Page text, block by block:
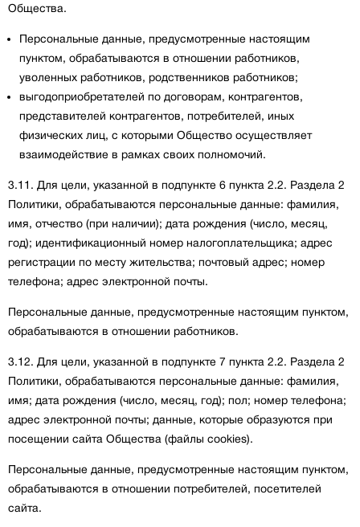
Общества.
Персональные данные, предусмотренные настоящим
пунктом, обрабатываются в отношении работников,
уволенных работников, родственников работников;
выгодоприобретателей по договорам, контрагентов,
представителей контрагентов, потребителей, иных
физических лиц, с которыми Общество осуществляет
взаимодействие в рамках своих полномочий.
3.11. Для цели, указанной в подпункте 6 пункта 2.2. Раздела 2
Политики, обрабатываются персональные данные: фамилия,
имя, отчество (при наличии); дата рождения (число, месяц,
год); идентификационный номер налогоплательщика; адрес
регистрации по месту жительства; почтовый адрес; номер
телефона; адрес электронной почты.
Персональные данные, предусмотренные настоящим пунктом,
обрабатываются в отношении работников.
3.12. Для цели, указанной в подпункте 7 пункта 2.2. Раздела 2
Политики, обрабатываются персональные данные: фамилия,
имя; дата рождения (число, месяц, год); пол; номер телефона;
адрес электронной почты; данные, которые образуются при
посещении сайта Общества (файлы cookies).
Персональные данные, предусмотренные настоящим пунктом,
обрабатываются в отношении потребителей, посетителей
сайта.